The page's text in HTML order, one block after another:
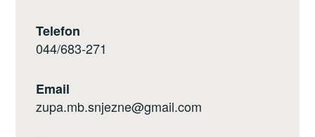
Telefon
044/683-271
Email
zupa.mb.snjezne@gmail.com